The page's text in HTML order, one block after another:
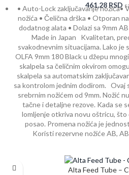
461,28RSD
• Auto-Lock zaključavanje nožića•
nožića • Čelična drška • Otporan
dodatnog alata • Dolazi sa 9mm
Made in Japan Kvalitetan,
svakodnevnim situacijama. Lako
OLFA 9mm 180 Black u džepu
skalpela sa čeličnim okvirom
skalpela sa automatskim
sa kontrolom jednim dodirom. Ovaj
srebrnim nožićem od 9mm. Nožić
tačne i detaljne rezove. Kada se
lomljenje otkriva novu oštricu, što
posao. Promena nožića je
Koristi rezervne nožiće AB,
Alta Feed Tube –